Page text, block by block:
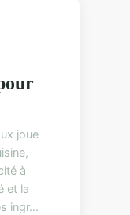
joue
à
et la
ingr...